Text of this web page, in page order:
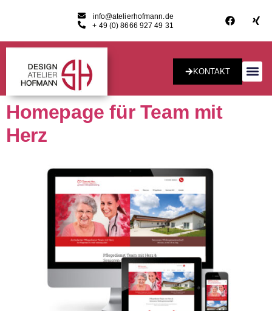
info@atelierhofmann.de
+ 49 (0) 8666 927 49 31
KONTAKT
Homepage für Team mit
Herz